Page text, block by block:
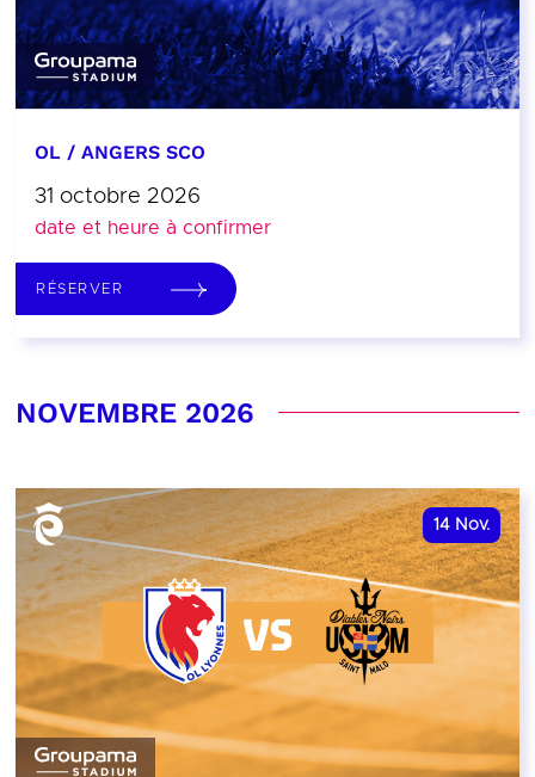
OL / ANGERS SCO
31 octobre 2026
date et heure à confirmer
RÉSERVER
NOVEMBRE 2026
14 Nov.